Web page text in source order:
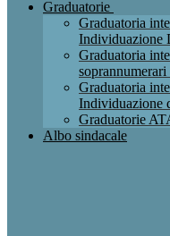
Graduatorie
Graduatoria
Individuazione
Graduatoria
Graduatoria
Individuazione
Graduatorie
Albo sindacale